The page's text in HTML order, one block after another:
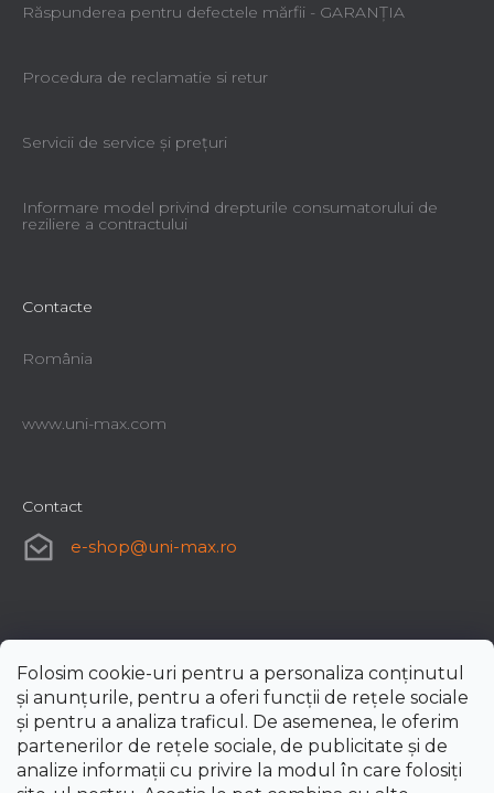
Folosim cookie-uri pentru a personaliza conținutul
și anunțurile, pentru a oferi funcții de rețele sociale
și pentru a analiza traficul. De asemenea, le oferim
partenerilor de rețele sociale, de publicitate și de
analize informații cu privire la modul în care folosiți
Răspunderea pentru defectele mărfii - GARANŢIA
Procedura de reclamatie si retur
Servicii de service şi preţuri
Informare model privind drepturile consumatorului de
reziliere a contractului
Contacte
România
www.uni-max.com
Contact
e-shop@uni-max.ro